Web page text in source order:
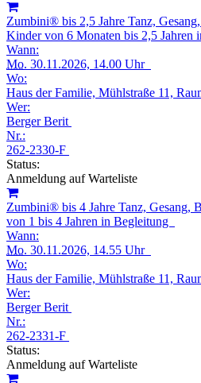
Zumbini® bis 2,5 Jahre Tanz,
Kinder von 6 Monaten bis 2,5 Jahren
Wann:
Mo. 30.11.2026, 14.00 Uhr
Wo:
Haus der Familie, Mühlstraße 11,
Wer:
Berger Berit
Nr.:
262-2330-F
Status:
Anmeldung auf Warteliste
Zumbini® bis 4 Jahre Tanz, Gesang,
von 1 bis 4 Jahren in Begleitung
Wann:
Mo. 30.11.2026, 14.55 Uhr
Wo:
Haus der Familie, Mühlstraße 11,
Wer:
Berger Berit
Nr.:
262-2331-F
Status:
Anmeldung auf Warteliste